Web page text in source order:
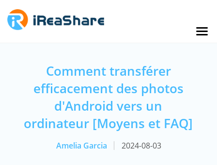
Comment transférer
efficacement des photos
d'Android vers un
ordinateur [Moyens et FAQ]
Amelia Garcia 2024-08-03